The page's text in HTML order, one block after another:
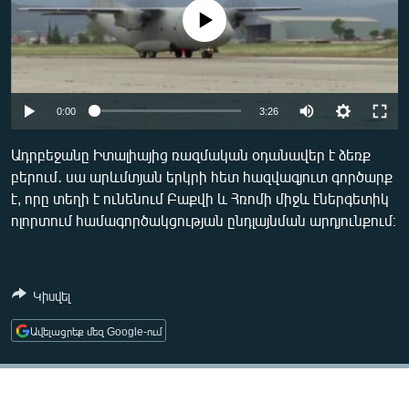
ՊԱՏԵՐԱԶՄԻ 6 ՇԱԲԱԹՆԵՐԸ
ՏԱՐԱԾԱՇՐՋԱՆ
ՄԻՋԱԶԳԱՅԻՆ
ՄՇԱԿՈՒՅԹ
ՄԵԿՆԱԲԱՆՈՒԹՅՈՒՆ
ՏՏ ԵՒ ԻՆՏԵՐՆԵՏ
ՏԵՍԱՆՅՈՒԹԵՐ
ԲԱՆԱՎԵՃ
ՁԳՏԵԼՈՎ ԼԱՎԱԳՈՒՅՆԻՆ
Auto 240p 360p 480p
No media source currently available
0:00 3:26
360p
480p
Ադրբեջանը Իտալիայից ռազմական օդանավեր է ձեռք
բերում․ սա արևմտյան երկրի հետ հազվագյուտ գործարք
է, որը տեղի է ունենում Բաքվի և Հռոմի միջև էներգետիկ
ոլորտում համագործակցության ընդլայնման արդյունքում։
Կիսվել
Ավելացրեք մեզ Google-ում